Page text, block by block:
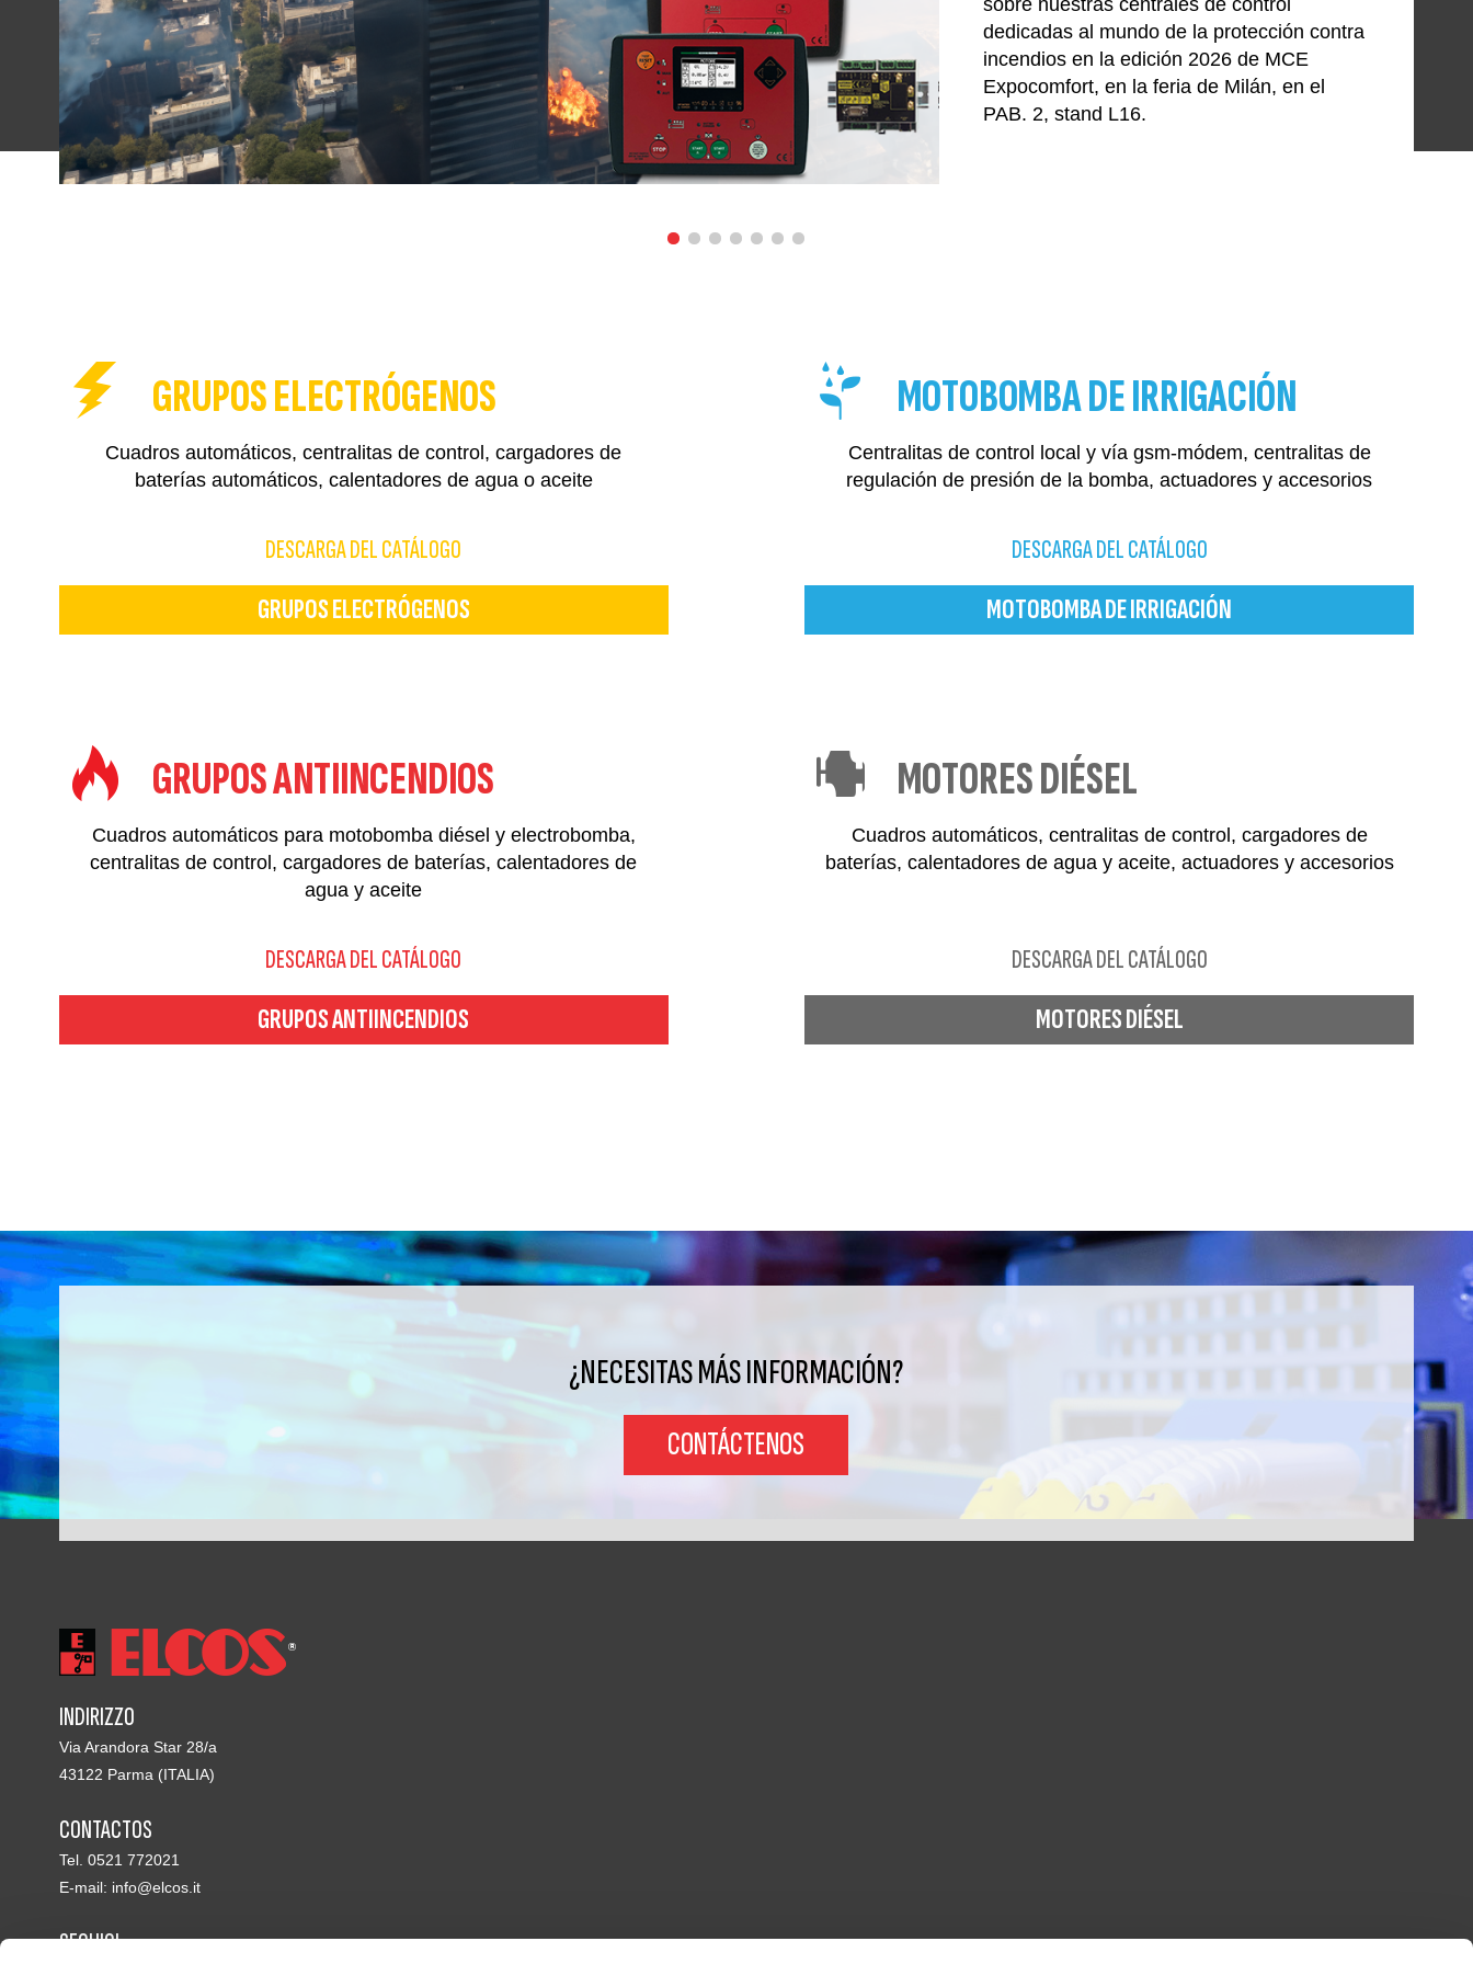
sobre nuestras centrales de control
dedicadas al mundo de la protección contra
incendios en la edición 2026 de MCE
Expocomfort, en la feria de Milán, en el
PAB. 2, stand L16.
GRUPOS ELECTRÓGENOS
Cuadros automáticos, centralitas de control, cargadores de
baterías automáticos, calentadores de agua o aceite
DESCARGA DEL CATÁLOGO
GRUPOS ELECTRÓGENOS
MOTOBOMBA DE IRRIGACIÓN
Centralitas de control local y vía gsm-módem, centralitas de
regulación de presión de la bomba, actuadores y accesorios
DESCARGA DEL CATÁLOGO
MOTOBOMBA DE IRRIGACIÓN
GRUPOS ANTIINCENDIOS
Cuadros automáticos para motobomba diésel y electrobomba,
centralitas de control, cargadores de baterías, calentadores de
agua y aceite
DESCARGA DEL CATÁLOGO
GRUPOS ANTIINCENDIOS
MOTORES DIÉSEL
Cuadros automáticos, centralitas de control, cargadores de
baterías, calentadores de agua y aceite, actuadores y accesorios
DESCARGA DEL CATÁLOGO
MOTORES DIÉSEL
¿NECESITAS MÁS INFORMACIÓN?
CONTÁCTENOS
INDIRIZZO
Via Arandora Star 28/a
43122 Parma (ITALIA)
CONTACTOS
Tel. 0521 772021
E-mail: info@elcos.it
SEGUICI